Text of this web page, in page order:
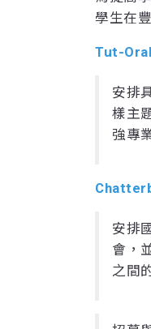
學生在
Tut-
安排
樣主
強專
安排
會，
之間